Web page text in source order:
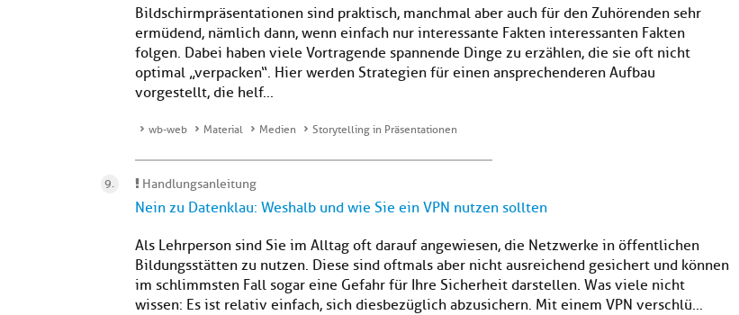
Bildschirmpräsentationen sind praktisch, manchmal aber auch für den Zuhörenden sehr
ermüdend, nämlich dann, wenn einfach nur interessante Fakten interessanten Fakten
folgen. Dabei haben viele Vortragende spannende Dinge zu erzählen, die sie oft nicht
optimal „verpacken“. Hier werden Strategien für einen ansprechenderen Aufbau
vorgestellt, die helf...
wb-web Material Medien Storytelling in Präsentationen
Handlungsanleitung
Nein zu Datenklau: Weshalb und wie Sie ein VPN nutzen sollten
Als Lehrperson sind Sie im Alltag oft darauf angewiesen, die Netzwerke in öffentlichen
Bildungsstätten zu nutzen. Diese sind oftmals aber nicht ausreichend gesichert und können
im schlimmsten Fall sogar eine Gefahr für Ihre Sicherheit darstellen. Was viele nicht
wissen: Es ist relativ einfach, sich diesbezüglich abzusichern. Mit einem VPN verschlü...